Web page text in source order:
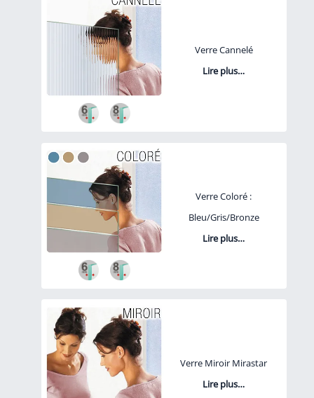
Verre Cannelé
Lire plus…
Verre Coloré :
Bleu/Gris/Bronze
Lire plus…
Verre Miroir Mirastar
Lire plus…